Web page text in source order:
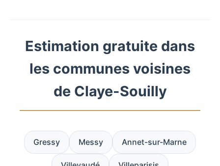
Estimation gratuite dans
les communes voisines
de Claye-Souilly
Gressy Messy Annet-sur-Marne